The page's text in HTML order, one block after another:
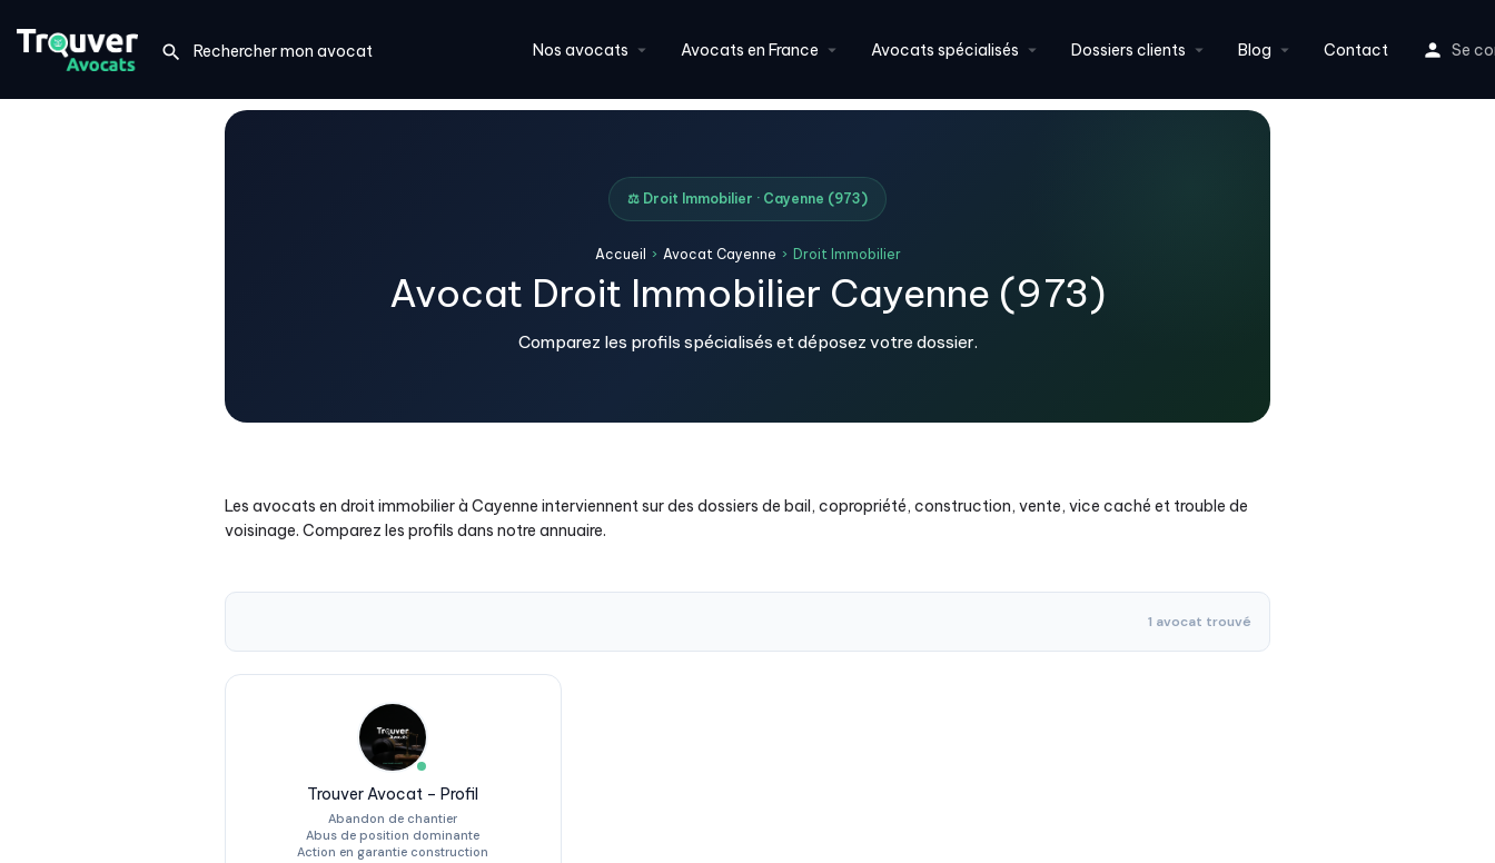
Nos avocats Avocats en France Avocats spécialisés Dossiers clients Blog Contact Se
⚖️ Droit Immobilier · Cayenne (973)
Accueil › Avocat Cayenne › Droit Immobilier
Avocat Droit Immobilier Cayenne (973)
Comparez les profils spécialisés et déposez votre dossier.
Les avocats en droit immobilier à Cayenne interviennent sur des dossiers de bail, copropriété, construction, vente, vice caché et trouble de
voisinage. Comparez les profils dans notre annuaire.
1 avocat trouvé
Trouver Avocat – Profil
Abandon de chantier
Abus de position dominante
Action en garantie construction